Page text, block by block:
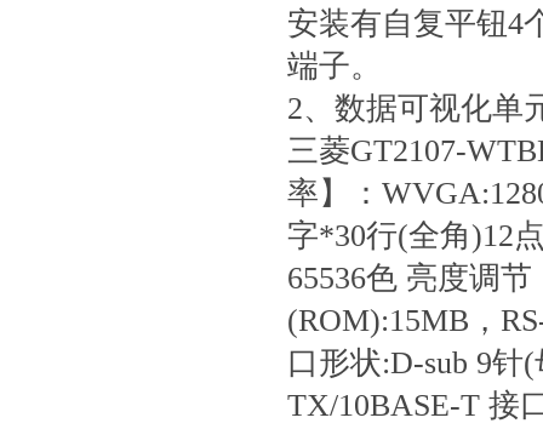
安装有自复平钮4
端子。
2、数据可视化单
三菱GT2107-
率】：
字*30行(全角)12
65536色 亮度调
(ROM):15MB，
口形状:D-sub 9针
TX/10BASE-T 接